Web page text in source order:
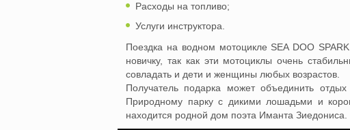
Расходы на топливо;
Услуги инструктора.
Поездка на водном мотоцикле SEA DOO
новичку, так как эти мотоциклы очень
совладать и дети и женщины любых возрастов.
Получатель подарка может объединить
Природному парку с дикими лошадьми и
находится родной дом поэта Иманта Зиедониса.